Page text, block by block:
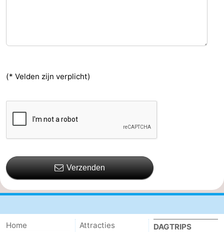
(* Velden zijn verplicht)
Verzenden
Home
Attracties
DAGTRIPS